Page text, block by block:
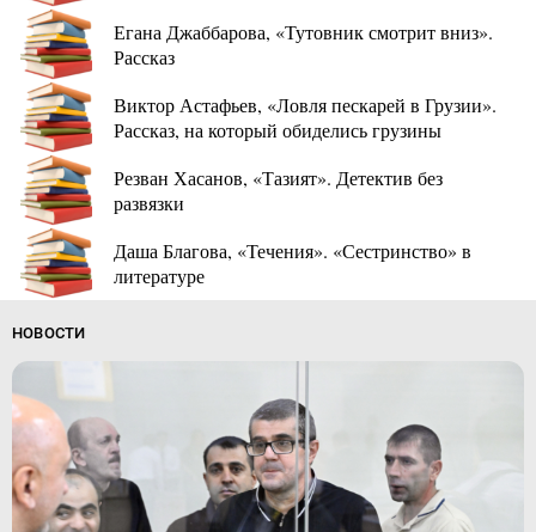
Егана Джаббарова, «Тутовник смотрит вниз».
Рассказ
Виктор Астафьев, «Ловля пескарей в Грузии».
Рассказ, на который обиделись грузины
Резван Хасанов, «Тазият». Детектив без
развязки
Даша Благова, «Течения». «Сестринство» в
литературе
НОВОСТИ